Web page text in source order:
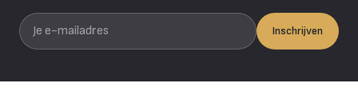
Je e-mailadres
Inschrijven